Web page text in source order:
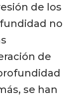
de los
no
de
se han